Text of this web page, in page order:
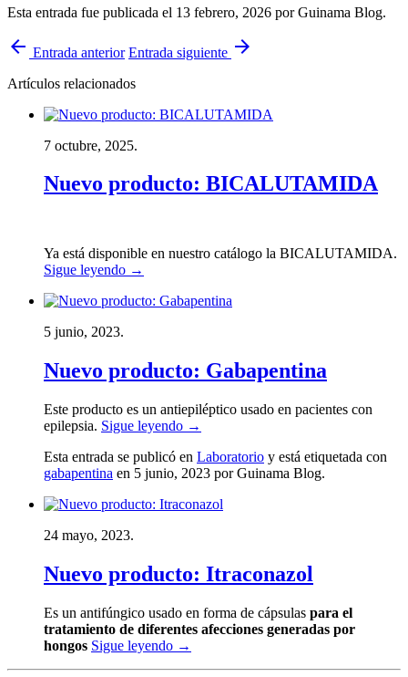
Esta entrada fue publicada el 13 febrero, 2026 por Guinama Blog.
arrow_back Entrada anterior Entrada siguiente arrow_forward
Artículos relacionados
7 octubre, 2025.
Nuevo producto: BICALUTAMIDA
Ya está disponible en nuestro catálogo la BICALUTAMIDA.
Sigue leyendo →
5 junio, 2023.
Nuevo producto: Gabapentina
Este producto es un antiepiléptico usado en pacientes con
epilepsia. Sigue leyendo →
Esta entrada se publicó en Laboratorio y está etiquetada con
gabapentina en 5 junio, 2023 por Guinama Blog.
24 mayo, 2023.
Nuevo producto: Itraconazol
Es un antifúngico usado en forma de cápsulas para el
tratamiento de diferentes afecciones generadas por
hongos Sigue leyendo →